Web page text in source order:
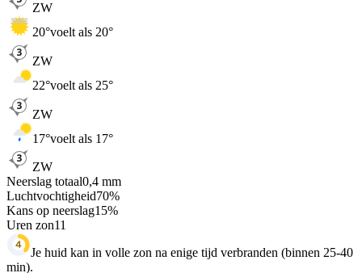
ZW
20°voelt als 20°
ZW
22°voelt als 25°
ZW
17°voelt als 17°
ZW
Neerslag totaal0,4 mm
Luchtvochtigheid70%
Kans op neerslag15%
Uren zon11
Je huid kan in volle zon na enige tijd verbranden (binnen 25-40
min).